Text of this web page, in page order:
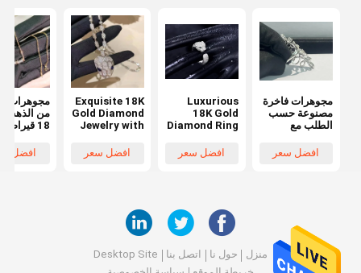
مجوهرات فاخرة
مصنوعة حسب
الطلب مع
للعلامة التجارية
افضل سعر
Luxurious
18K Gold
Diamond Ring
Web Security
Access
Restriction
افضل سعر
Exquisite 18K
Gold Diamond
Jewelry with
VS2 Clarity
and 18K Gold
افضل سعر
مجوهرات
من الذهب
18 قيراط
عصريةافضل
منزل حول نا اتصل بنا
Desktop Site